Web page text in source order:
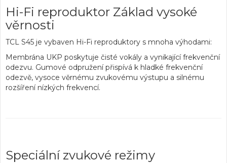
Hi-Fi reproduktor Základ vysoké
věrnosti
TCL S45 je vybaven Hi-Fi reproduktory s mnoha výhodami:
Membrána UKP poskytuje čisté vokály a vynikající frekvenční
odezvu. Gumové odpružení přispívá k hladké frekvenční
odezvě, vysoce věrnému zvukovému výstupu a silnému
rozšíření nízkých frekvencí.
Speciální zvukové režimy